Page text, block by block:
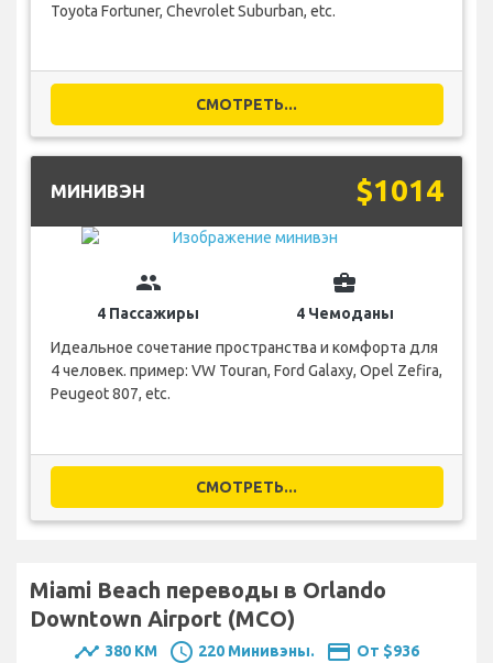
Toyota Fortuner, Chevrolet Suburban, etc.
СМОТРЕТЬ...
МИНИВЭН $1014
group
4 Пассажиры
business_center
4 Чемоданы
Идеальное сочетание пространства и комфорта для
4 человек. пример: VW Touran, Ford Galaxy, Opel Zefira,
Peugeot 807, etc.
СМОТРЕТЬ...
Miami Beach переводы в Orlando
Downtown Airport (MCO)
timeline 380 KM schedule 220 Минивэны. payment От $936